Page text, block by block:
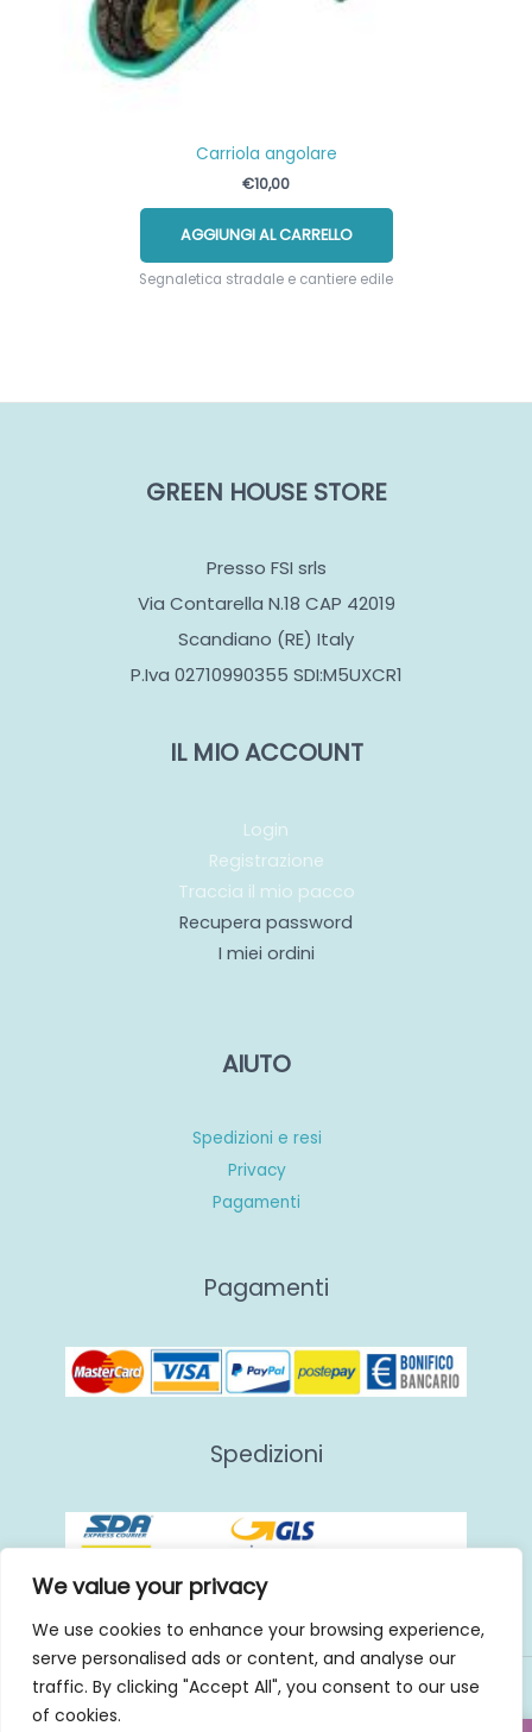
We value your privacy
We use cookies to enhance your browsing experience,
serve personalised ads or content, and analyse our
traffic. By clicking "Accept All", you consent to our use
of cookies.
Carriola angolare
€10,00
AGGIUNGI AL CARRELLO
Segnaletica stradale e cantiere edile
GREEN HOUSE STORE
Presso FSI srls
Via Contarella N.18 CAP 42019
Scandiano (RE) Italy
P.Iva 02710990355 SDI:M5UXCR1
IL MIO ACCOUNT
Login
Registrazione
Traccia il mio pacco
Recupera password
I miei ordini
AIUTO
Spedizioni e resi
Privacy
Pagamenti
Pagamenti
Spedizioni
Copyright © 2026 | GHS